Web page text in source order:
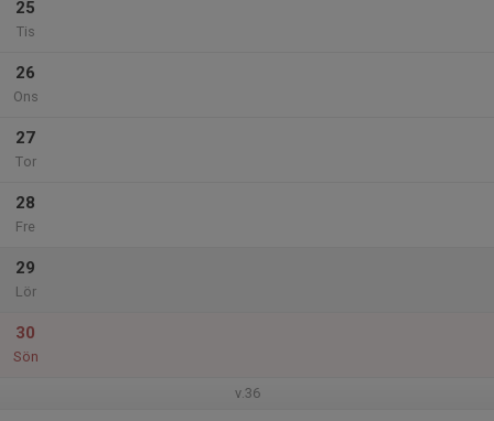
25
Tis
26
Ons
27
Tor
28
Fre
29
Lör
30
Sön
v.36